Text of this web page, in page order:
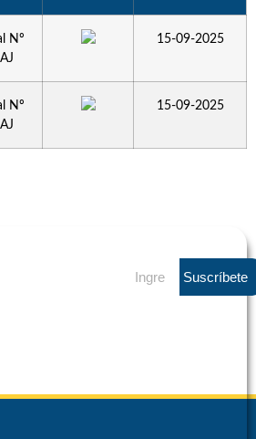
Nº
15-09-2025
Nº
15-09-2025
Suscríbete